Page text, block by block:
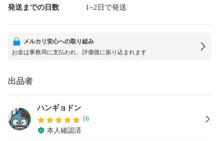
発送までの日数 1~2日で発送
メルカリ安心への取り組み
お金は事務局に支払われ、評価後に振り込まれます
出品者
ハンギョドン
16
本人確認済